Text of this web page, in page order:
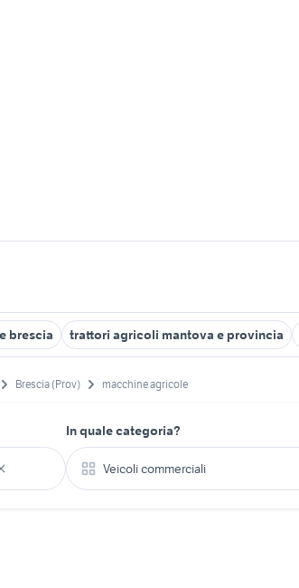
brescia trattori agricoli mantova e provincia
Brescia (Prov) macchine agricole
In quale categoria?
Veicoli commerciali